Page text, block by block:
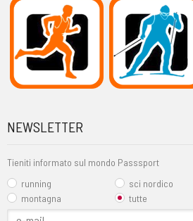
NEWSLETTER
Tieniti informato sul mondo Passsport
running
sci nordico
montagna
tutte